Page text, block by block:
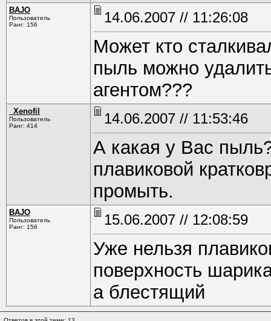
BAJO
Пользователь
Ранг: 156
14.06.2007 // 11:26:08
Может кто
пыль можно
агентом???
_Xenofil
Пользователь
Ранг: 414
14.06.2007 // 11:53:46
А какая у Вас
плавиковой
промыть.
BAJO
Пользователь
Ранг: 156
15.06.2007 // 12:08:59
Уже нельзя
поверхность
а блестящий